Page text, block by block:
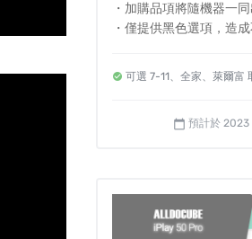
・加購品項將隨機器一
・僅提供黑色選項，造
可選 7-11、全家、萊爾富
calendar_today 預計於 2023